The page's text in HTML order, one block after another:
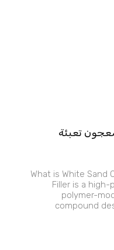
تعبئة
1. What is White
Filler is a
polymer-
compound